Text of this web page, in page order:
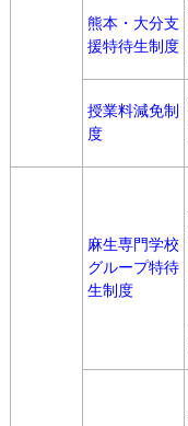
熊本・大分支
援特待生制度
授業料減免制
度
麻生専門学校
グループ特待
生制度